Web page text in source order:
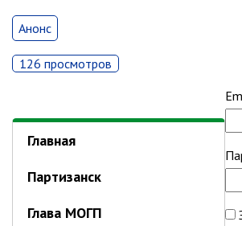
июнь 2025 г.
март 2025 г.
январь 2025 г.
Администрация
Анонс
126 просмотров
Главная
Партизанск
Глава МОГП